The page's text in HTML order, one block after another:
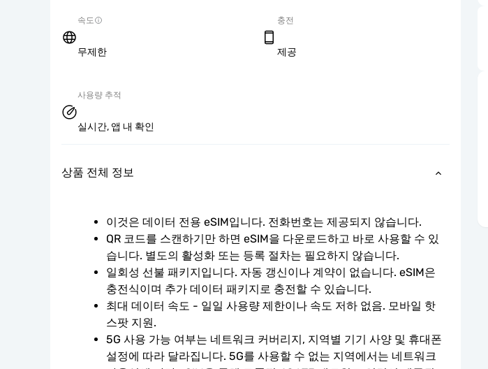
속도
무제한
충전
제공
사용량 추적
실시간, 앱 내 확인
상품 전체 정보
이것은 데이터 전용 eSIM입니다. 전화번호는 제공되지 않습니다.
QR 코드를 스캔하기만 하면 eSIM을 다운로드하고 바로 사용할 수 있
습니다. 별도의 활성화 또는 등록 절차는 필요하지 않습니다.
일회성 선불 패키지입니다. 자동 갱신이나 계약이 없습니다. eSIM은
충전식이며 추가 데이터 패키지로 충전할 수 있습니다.
최대 데이터 속도 - 일일 사용량 제한이나 속도 저하 없음. 모바일 핫
스팟 지원.
5G 사용 가능 여부는 네트워크 커버리지, 지역별 기기 사양 및 휴대폰
설정에 따라 달라집니다. 5G를 사용할 수 없는 지역에서는 네트워크